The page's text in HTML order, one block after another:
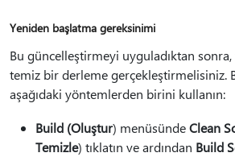
Yeniden başlatma gereksinimi
Bu güncelleştirmeyi uyguladıktan
temiz bir derleme gerçekleştirmelisiniz.
aşağıdaki yöntemlerden birini kullanın:
Build (Oluştur) menüsündeClean
Temizle) tıklatın ve ardından Build